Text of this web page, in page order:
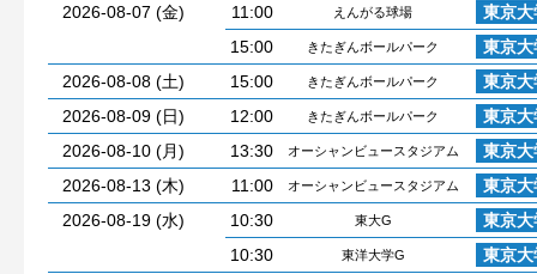
2026-08-07 (金)
11:00 えんがる球場
東京大
15:00
きたぎんボールパーク
東京大
2026-08-08 (土)
15:00 きたぎんボールパーク
東京大
2026-08-09 (日)
12:00 きたぎんボールパーク
東京大
2026-08-10 (月)
13:30 オーシャンビュースタジアム
東京大
2026-08-13 (木)
11:00 オーシャンビュースタジアム
東京大
2026-08-19 (水)
10:30 東大G
東京大
10:30
東洋大学G
東京大